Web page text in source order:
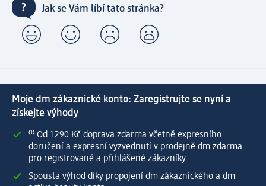
Jak se Vám líbí tato stránka?
Moje dm zákaznické konto: Zaregistrujte se nyní a
získejte výhody
⁽¹⁾ Od 1 290 Kč doprava zdarma včetně expresního
doručení a expresní vyzvednutí v prodejně dm zdarma
pro registrované a přihlášené zákazníky
Spousta výhod díky propojení dm zákaznického a dm